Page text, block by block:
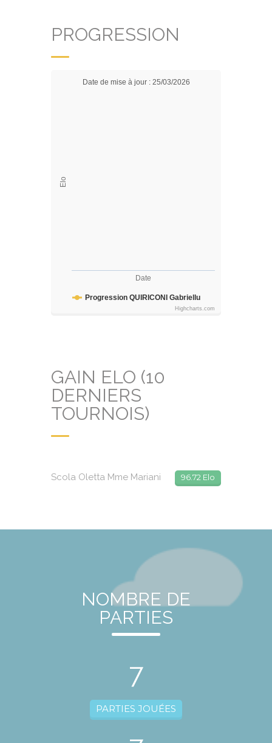
PROGRESSION
Date
Elo
Date de mise à jour : 25/03/2026
Progression QUIRICONI Gabriellu
Highcharts.com
GAIN ELO (10
DERNIERS
TOURNOIS)
Scola Oletta Mme Mariani 96.72 Elo
NOMBRE DE
PARTIES
7
PARTIES JOUÉES